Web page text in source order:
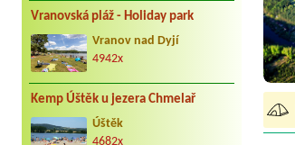
Vranovská pláž - Holiday park
Vranov nad Dyjí
4942x
Kemp Úštěk u jezera Chmelař
Úštěk
4682x